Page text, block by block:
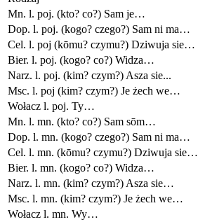
Mn. l. poj. (kto? co?) Sam je…
Dop. l. poj. (kogo? czego?) Sam ni ma…
Cel. l. poj (kōmu? czymu?) Dziwuja sie…
Bier. l. poj. (kogo? co?) Widza…
Narz. l. poj. (kim? czym?) Asza sie...
Msc. l. poj (kim? czym?) Je żech we…
Wołacz l. poj. Ty…
Mn. l. mn. (kto? co?) Sam sōm…
Dop. l. mn. (kogo? czego?) Sam ni ma…
Cel. l. mn. (kōmu? czymu?) Dziwuja sie…
Bier. l. mn. (kogo? co?) Widza…
Narz. l. mn. (kim? czym?) Asza sie…
Msc. l. mn. (kim? czym?) Je żech we…
Wołacz l. mn. Wy…